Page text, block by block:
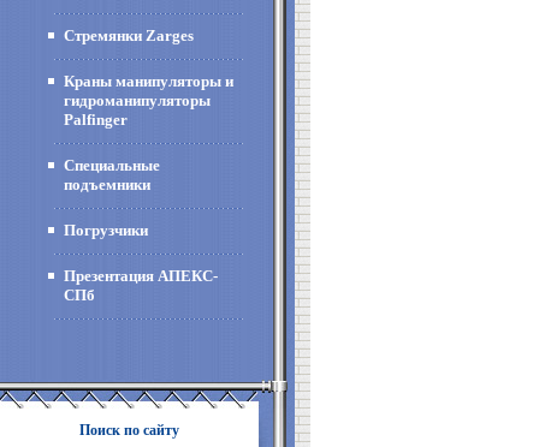
Стремянки Zarges
Краны манипуляторы и
гидроманипуляторы
Palfinger
Специальные
подъемники
Погрузчики
Презентация АПЕКС-
СПб
Поиск по сайту